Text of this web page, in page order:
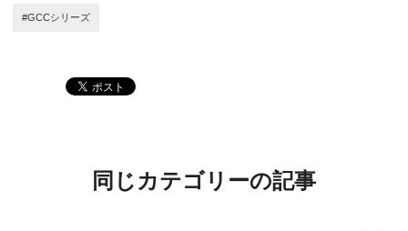
#GCCシリーズ
同じカテゴリーの記事